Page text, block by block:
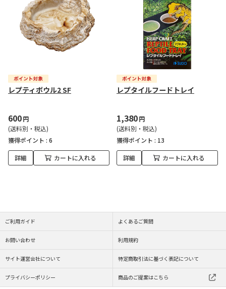
レプティボウル2 SF
600円
(送料別・税込)
獲得ポイント : 6
詳細 カートに入れる
レプタイルフードトレイ
1,380円
(送料別・税込)
獲得ポイント : 13
詳細 カートに入れる
ご利用ガイド よくあるご質問
お問い合わせ 利用規約
サイト運営会社について 特定商取引法に基づく表記について
プライバシーポリシー 商品のご提案はこちら